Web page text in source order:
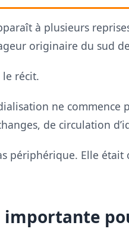
à plusieurs
originaire du sud
le récit.
ne commence
de circulation
périphérique. Elle